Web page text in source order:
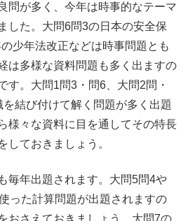
問が多く、今年は時事的なテーマ
した。大問6問3の日本の安全保
少年法改正などは時事問題とも
は多様な資料問題も多く出ますの
す。大問1問3・問6、大問2問・
結び付けて解く問題が多く出題
様々な資料に目を通してその特長
しておきましょう。
毎年出題されます。大問5問4や
った計算問題が出題されますの
おさえておきましょう。大問7の